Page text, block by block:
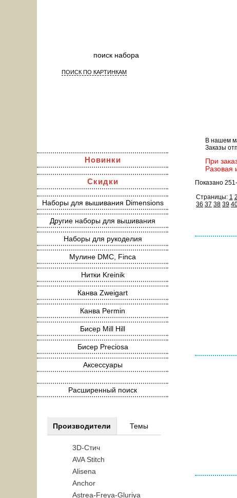
ПОИСК ПО КАРТИНКАМ
Новинки
Скидки
Наборы для вышивания Dimensions
Другие наборы для вышивания
Наборы для рукоделия
Мулине DMC, Finca
Нитки Kreinik
Канва Zweigart
Канва Permin
Бисер Mill Hill
Бисер Preciosa
Аксессуары
Расширенный поиск
Производители Темы
3D-Стич
AVA Stitch
Alisena
Anchor
Astrea-Freya-Gluriya
В нашем
Заказы
При
Разовая
Показано
Страницы: 1 2
36 37 38 39